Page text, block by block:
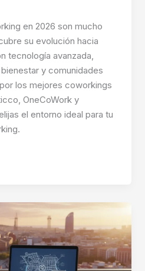
en 2026 son mucho
su evolución hacia
tecnología avanzada,
y comunidades
los mejores coworkings
OneCoWork y
el entorno ideal para tu